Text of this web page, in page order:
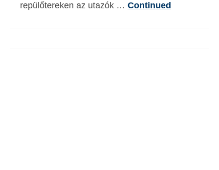
repülőtereken az utazók … Continued